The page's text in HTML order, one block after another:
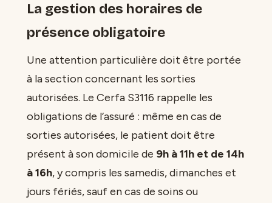
La gestion des horaires de
présence obligatoire
Une attention particulière doit être portée
à la section concernant les sorties
autorisées. Le Cerfa S3116 rappelle les
obligations de l’assuré : même en cas de
sorties autorisées, le patient doit être
présent à son domicile de 9h à 11h et de 14h
à 16h, y compris les samedis, dimanches et
jours fériés, sauf en cas de soins ou